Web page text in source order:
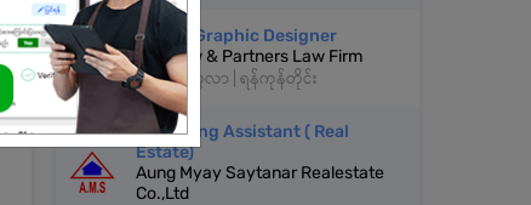
Junior Graphic Designer
Ye Thaw & Partners Law Firm
တောင်ဥက္ကလာ | ရန်ကုန်တိုင်း
Marketing Assistant ( Real
Estate)
Aung Myay Saytanar Realestate
Co.,Ltd